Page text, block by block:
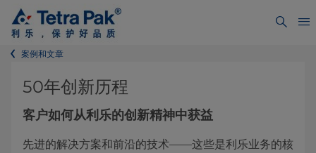
案例和文章
50年创新历程
客户如何从利乐的创新精神中获益
先进的解决方案和前沿的技术——这些是利乐业务的核